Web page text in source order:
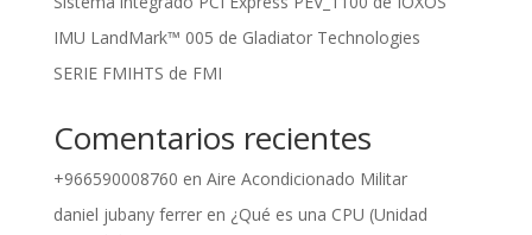
IMU LandMark™ 005 de Gladiator Technologies
SERIE FMIHTS de FMI
Comentarios recientes
+966590008760 en Aire Acondicionado Militar
daniel jubany ferreren ¿Qué es una CPU (Unidad